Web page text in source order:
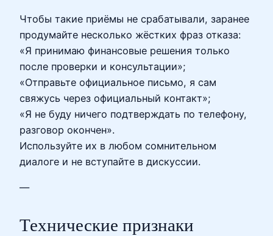
Чтобы такие приёмы не срабатывали, заранее
продумайте несколько жёстких фраз отказа:
«Я принимаю финансовые решения только
после проверки и консультации»;
«Отправьте официальное письмо, я сам
свяжусь через официальный контакт»;
«Я не буду ничего подтверждать по телефону,
разговор окончен».
Используйте их в любом сомнительном
диалоге и не вступайте в дискуссии.
—
Технические признаки